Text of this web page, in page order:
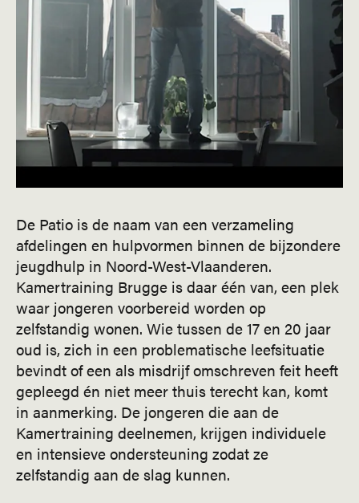
De Patio is de naam van een verzameling
afdelingen en hulpvormen binnen de bijzondere
jeugdhulp in Noord-West-Vlaanderen.
Kamertraining Brugge is daar één van, een plek
waar jongeren voorbereid worden op
zelfstandig wonen. Wie tussen de 17 en 20 jaar
oud is, zich in een problematische leefsituatie
bevindt of een als misdrijf omschreven feit heeft
gepleegd én niet meer thuis terecht kan, komt
in aanmerking. De jongeren die aan de
Kamertraining deelnemen, krijgen individuele
en intensieve ondersteuning zodat ze
zelfstandig aan de slag kunnen.